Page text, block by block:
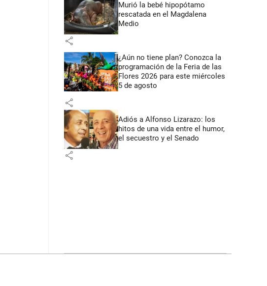
Murió la bebé hipopótamo
rescatada en el Magdalena
Medio
share
¿Aún no tiene plan? Conozca la
programación de la Feria de las
Flores 2026 para este miércoles
5 de agosto
share
Adiós a Alfonso Lizarazo: los
hitos de una vida entre el humor,
el secuestro y el Senado
share